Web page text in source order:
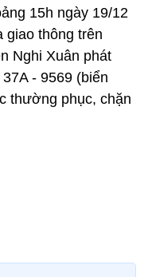
15h ngày 19/12
giao thông trên
Nghi Xuân phát
- 9569 (biển
thường phục, chặn